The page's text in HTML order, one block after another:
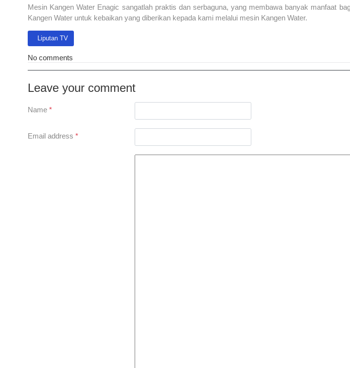
Mesin Kangen Water Enagic sangatlah praktis dan serbaguna, yang membawa banyak manfaat
Kangen Water untuk kebaikan yang diberikan kepada kami melalui mesin Kangen Water.
Previous article: Liputan TV
Liputan TV
No comments
Leave your comment
Name *
Email address *